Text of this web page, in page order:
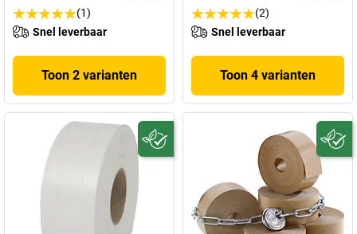
(1)
Snel leverbaar
Toon 2 varianten
(2)
Snel leverbaar
Toon 4 varianten